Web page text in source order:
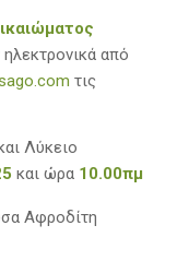
από
τις
Λύκειο
5 και ώρα 10.00πμ
Αφροδίτη